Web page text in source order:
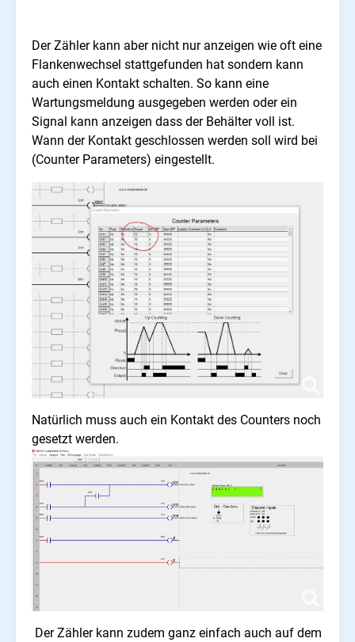
Der Zähler kann aber nicht nur anzeigen wie oft eine
Flankenwechsel stattgefunden hat sondern kann
auch einen Kontakt schalten. So kann eine
Wartungsmeldung ausgegeben werden oder ein
Signal kann anzeigen dass der Behälter voll ist.
Wann der Kontakt geschlossen werden soll wird bei
(Counter Parameters) eingestellt.
Natürlich muss auch ein Kontakt des Counters noch
gesetzt werden.
Der Zähler kann zudem ganz einfach auch auf dem